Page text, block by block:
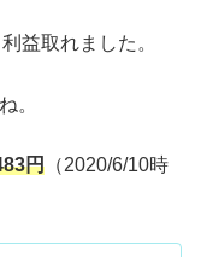
益取れました。
。
円 （2020/6/10時